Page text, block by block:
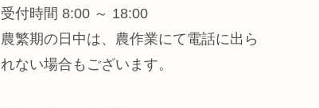
受付時間 8:00 ～ 18:00
農繁期の日中は、農作業にて電話に出ら
れない場合もございます。